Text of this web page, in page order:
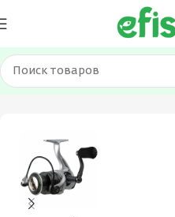
Главная Товар Цвет воблера